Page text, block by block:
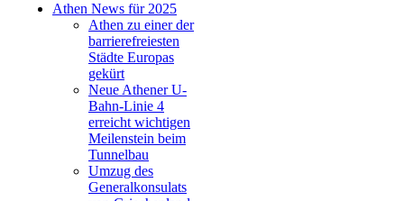
Athen News für 2025
Athen zu einer der
barrierefreiesten
Städte Europas
gekürt
Neue Athener U-
Bahn-Linie 4
erreicht wichtigen
Meilenstein beim
Tunnelbau
Umzug des
Generalkonsulats